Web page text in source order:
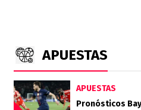
APUESTAS
APUESTAS
Pronósticos